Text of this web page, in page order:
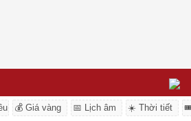
💰 Giá vàng 📅 Lịch âm ☀️ Thời tiết